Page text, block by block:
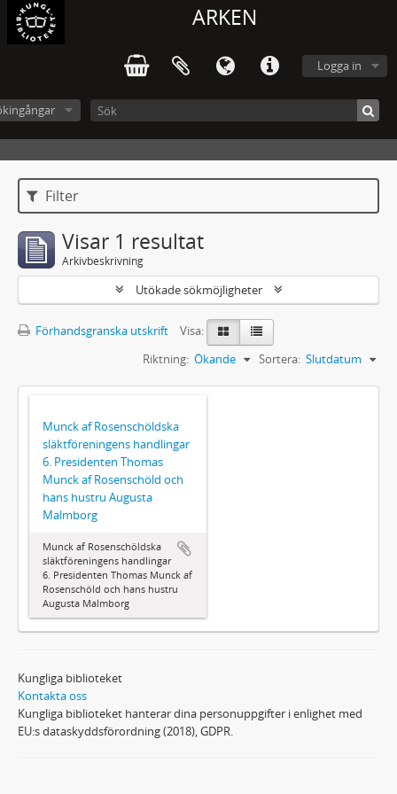
ARKEN
Logga in
Filter
Visar 1 resultat
Arkivbeskrivning
Utökade sökmöjligheter
Förhandsgranska utskrift
Visa:
Sortera: Slutdatum
Riktning: Ökande
Munck af Rosenschöldska
släktföreningens handlingar
6. Presidenten Thomas
Munck af Rosenschöld och
hans hustru Augusta
Malmborg
Munck af Rosenschöldska
släktföreningens handlingar
6. Presidenten Thomas Munck af
Rosenschöld och hans hustru
Augusta Malmborg
Kungliga biblioteket
Kontakta oss
Kungliga biblioteket hanterar dina personuppgifter i enlighet med
EU:s dataskyddsförordning (2018), GDPR.